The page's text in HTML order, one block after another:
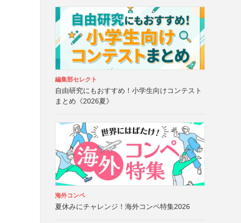
編集部セレクト
自由研究にもおすすめ！小学生向けコンテスト
まとめ《2026夏》
海外コンペ
夏休みにチャレンジ！海外コンペ特集2026